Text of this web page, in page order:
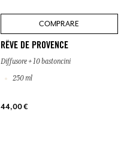
COMPRARE
RÊVE DE PROVENCE
Diffusore + 10 bastoncini
250 ml
44,00 €